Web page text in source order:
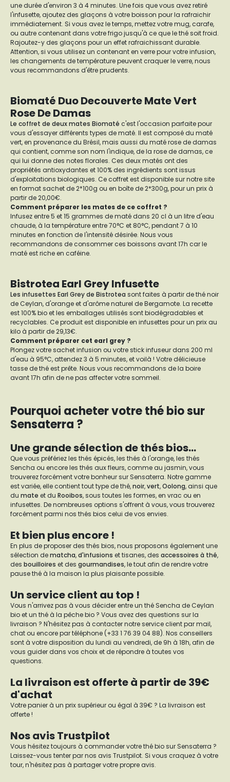
une durée d'environ 3 à 4 minutes. Une fois que vous avez retiré
l'infusette, ajoutez des glaçons à votre boisson pour la rafraichir
immédiatement. Si vous avez le temps, mettez votre mug, carafe,
ou autre contenant dans votre frigo jusqu'à ce que le thé soit froid.
Rajoutez-y des glaçons pour un effet rafraichissant durable.
Attention, si vous utilisez un contenant en verre pour votre infusion,
les changements de température peuvent craquer le verre, nous
vous recommandons d'être prudents.
Biomaté Duo Decouverte Mate Vert
Rose De Damas
Le coffret de deux mates Biomaté c'est l'occasion parfaite pour
vous d'essayer différents types de maté. Il est composé du maté
vert, en provenance du Brésil, mais aussi du maté rose de damas
qui contient, comme son nom l'indique, de la rose de damas, ce
qui lui donne des notes florales. Ces deux matés ont des
propriétés antioxydantes et 100% des ingrédients sont issus
d'exploitations biologiques. Ce coffret est disponible sur notre site
en format sachet de 2*100g ou en boîte de 2*300g, pour un prix à
partir de 20,00€.
Comment préparer les mates de ce coffret ?
Infusez entre 5 et 15 grammes de maté dans 20 cl à un litre d'eau
chaude, à la température entre 70°C et 80°C, pendant 7 à 10
minutes en fonction de l'intensité désirée. Nous vous
recommandons de consommer ces boissons avant 17h car le
maté est riche en caféine.
Bistrotea Earl Grey Infusette
Les infusettes Earl Grey de Bistrotea sont faites à partir de thé noir
de Ceylan, d'orange et d'arôme naturel de Bergamote. La recette
est 100% bio et les emballages utilisés sont biodégradables et
recyclables. Ce produit est disponible en infusettes pour un prix au
kilo à partir de 29,13€.
Comment préparer cet earl grey ?
Plongez votre sachet infusion ou votre stick infuseur dans 200 ml
d'eau à 95°C, attendez 3 à 5 minutes, et voilà ! Votre délicieuse
tasse de thé est prête. Nous vous recommandons de la boire
avant 17h afin de ne pas affecter votre sommeil.
Pourquoi acheter votre thé bio sur
Sensaterra ?
Une grande sélection de thés bios...
Que vous préfériez les thés épicés, les thés à l'orange, les thés
Sencha ou encore les thés aux fleurs, comme au jasmin, vous
trouverez forcément votre bonheur sur Sensaterra. Notre gamme
est variée, elle contient tout type de thé,noir,vert,Oolong, ainsi que
du mate et du Rooibos, sous toutes les formes, en vrac ou en
infusettes. De nombreuses options s'offrent à vous, vous trouverez
forcément parmi nos thés bios celui de vos envies.
Et bien plus encore !
En plus de proposer des thés bios, nous proposons également une
sélection dematcha,d'infusions et tisanes, des accessoires à thé,
des bouilloires et des gourmandises, le tout afin de rendre votre
pause thé à la maison la plus plaisante possible.
Un service client au top !
Vous n'arrivez pas à vous décider entre un thé Sencha de Ceylan
bio et un thé à la pêche bio ? Vous avez des questions sur la
livraison ? N'hésitez pas à contacter notre service client par mail,
chat ou encore par téléphone (+33 1 76 39 04 88). Nos conseillers
sont à votre disposition du lundi au vendredi, de 9h à 18h, afin de
vous guider dans vos choix et de répondre à toutes vos
questions.
La livraison est offerte à partir de 39€
d'achat
Votre panier à un prix supérieur ou égal à 39€ ? La livraison est
offerte !
Nos avis Trustpilot
Vous hésitez toujours à commander votre thé bio sur Sensaterra ?
Laissez-vous tenter par nos avis Trustpilot. Si vous craquez à votre
tour, n'hésitez pas à partager votre propre avis.